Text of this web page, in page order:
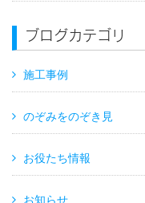
ブログカテゴリ
施工事例
のぞみをのぞき見
お役たち情報
お知らせ